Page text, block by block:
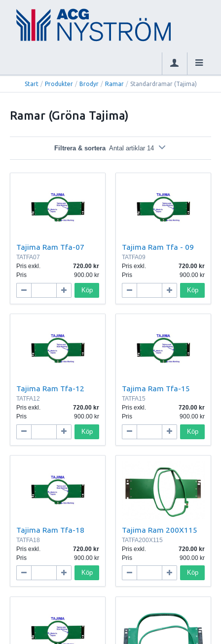
Start / Produkter / Brodyr / Ramar / Standardramar (Tajima)
Ramar (Gröna Tajima)
Filtrera & sortera Antal artiklar 14
Tajima Ram Tfa-07
TATFA07
Pris exkl.
720.00
Pris
900.00
Köp
Tajima Ram Tfa - 09
TATFA09
Pris exkl.
720.00
Pris
900.00
Köp
Tajima Ram Tfa-12
TATFA12
Pris exkl.
720.00
Pris
900.00
Köp
Tajima Ram Tfa-15
TATFA15
Pris exkl.
720.00
Pris
900.00
Köp
Tajima Ram Tfa-18
TATFA18
Pris exkl.
720.00
Pris
900.00
Köp
Tajima Ram 200X115
TATFA200X115
Pris exkl.
720.00
Pris
900.00
Köp